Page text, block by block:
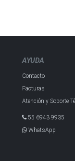
AYUDA
Contacto
Facturas
Atención y Soporte
55 6943 993​5
WhatsApp